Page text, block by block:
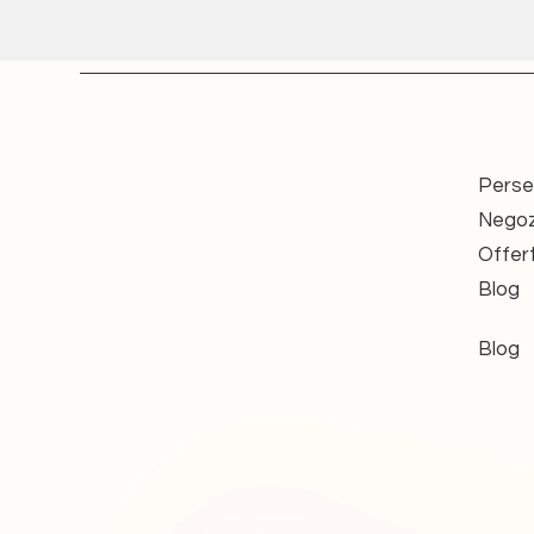
besonders für den
Alle angebotenen Motoren
Jeder Motor stammt aus
Bestand und wird erst nach
Typenschilder oder
da Hersteller im Laufe der
haben. In der jeweiligen
Blog
Blog